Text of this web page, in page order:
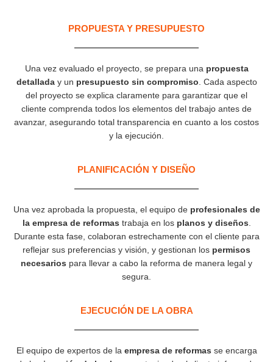
PROPUESTA Y PRESUPUESTO
Una vez evaluado el proyecto, se prepara una propuesta
detalladay un presupuesto sin compromiso . Cada aspecto
del proyecto se explica claramente para garantizar que el
cliente comprenda todos los elementos del trabajo antes de
avanzar, asegurando total transparencia en cuanto a los costos
y la ejecución.
PLANIFICACIÓN Y DISEÑO
Una vez aprobada la propuesta, el equipo de profesionales de
la empresa de reformas trabaja en los planos y diseños
Durante esta fase, colaboran estrechamente con el cliente para
reflejar sus preferencias y visión, y gestionan los permisos
necesarios para llevar a cabo la reforma de manera legal y
segura.
EJECUCIÓN DE LA OBRA
El equipo de expertos de la empresa de reformas se encarga